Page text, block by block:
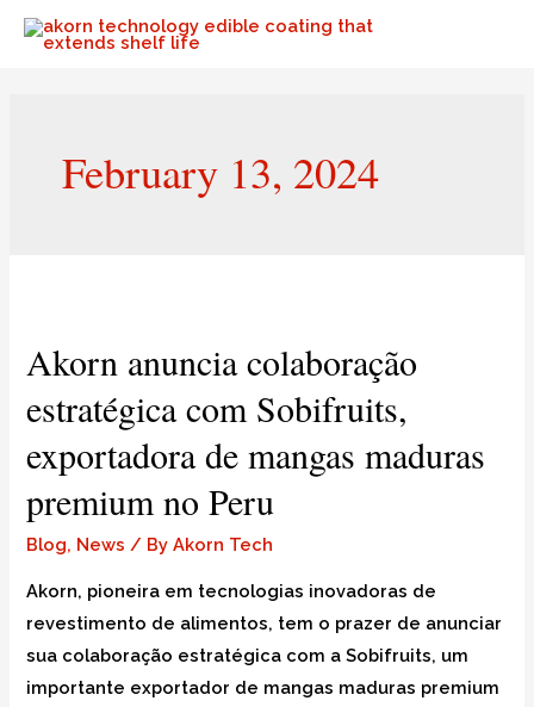
February 13, 2024
Akorn anuncia colaboração
estratégica com Sobifruits,
exportadora de mangas maduras
premium no Peru
Blog, News / ByAkorn Tech
Akorn, pioneira em tecnologias inovadoras de
revestimento de alimentos, tem o prazer de anunciar
sua colaboração estratégica com a Sobifruits, um
importante exportador de mangas maduras premium